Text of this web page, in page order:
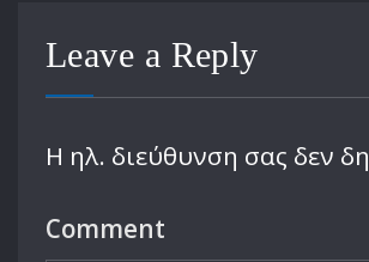
Leave a Reply
Η ηλ. διεύθυνση σας δεν
Comment